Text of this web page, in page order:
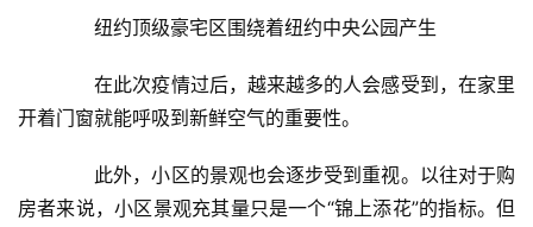
纽约顶级豪宅区围绕着纽约中央公园产生
在此次疫情过后，越来越多的人会感受到，在家里
开着门窗就能呼吸到新鲜空气的重要性。
此外，小区的景观也会逐步受到重视。以往对于购
房者来说，小区景观充其量只是一个“锦上添花”的指标。但